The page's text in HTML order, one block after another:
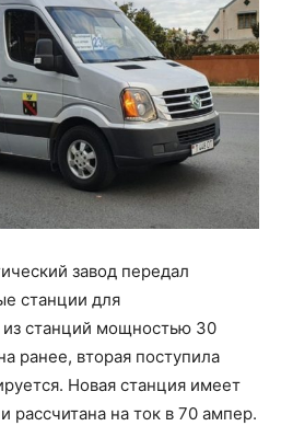
завод передал
станции для
станций мощностью 30
ранее, вторая поступила
Новая станция имеет
рассчитана на ток в 70 ампер.